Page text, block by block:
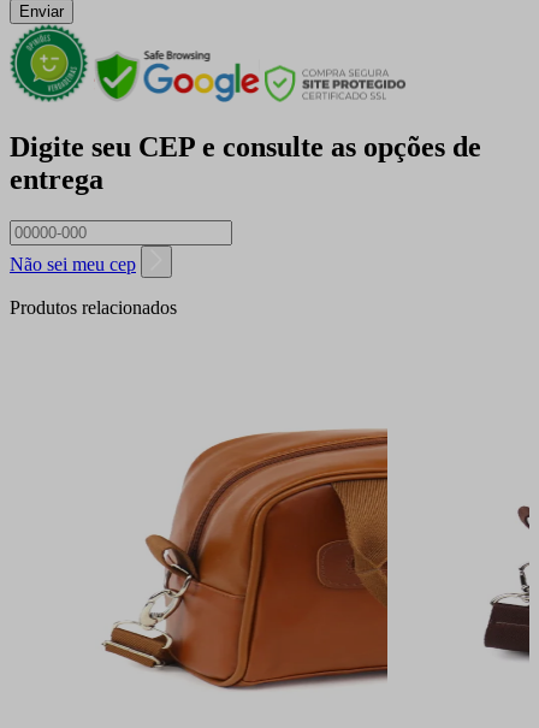
Enviar
Digite seu CEP e consulte as opções de
entrega
Não sei meu cep
Produtos relacionados